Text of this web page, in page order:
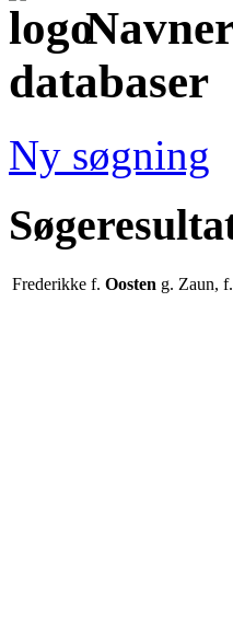
databaser
Ny søgning
Frederikke f. Oosten g. Zaun,